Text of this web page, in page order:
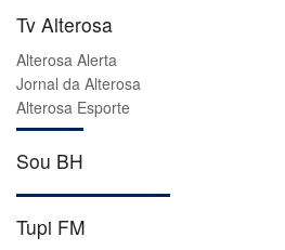
Tv Alterosa
Alterosa Alerta
Jornal da Alterosa
Alterosa Esporte
Sou BH
Tupi FM